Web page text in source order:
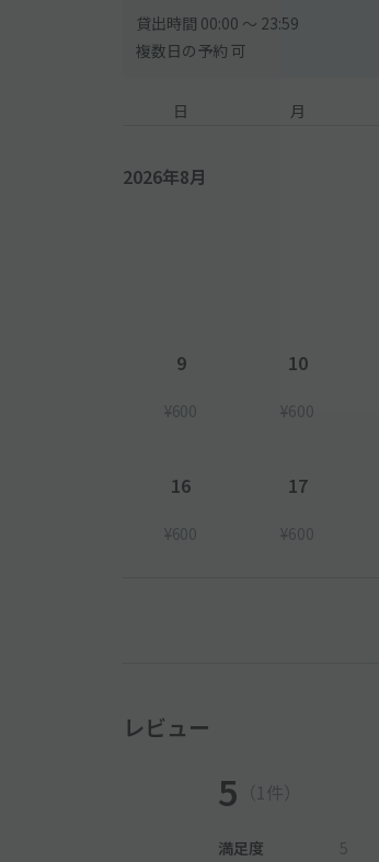
貸出時間 00:00 〜 23:59
複数日の予約 可
日 月
2026年8月
9
¥600
10
¥600
16
¥600
17
¥600
レビュー
5 （1件）
満足度 5